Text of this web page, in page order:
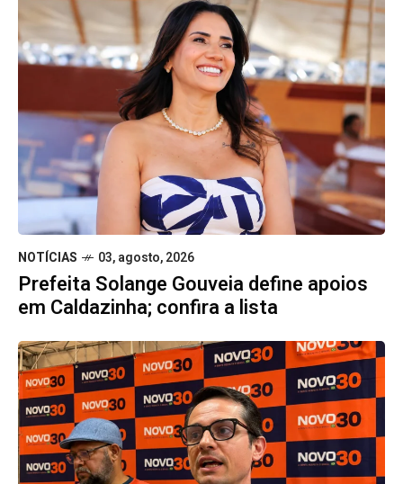
NOTÍCIAS 03, agosto, 2026
Prefeita Solange Gouveia define apoios
em Caldazinha; confira a lista